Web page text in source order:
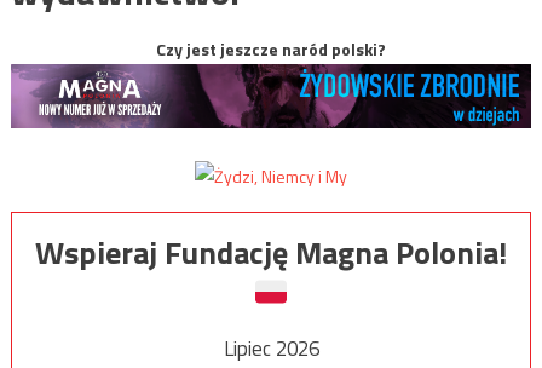
Czy jest jeszcze naród polski?
Wspieraj Fundację Magna Polonia!
Lipiec 2026